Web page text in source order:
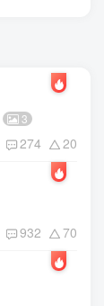
3
274 20
932 70